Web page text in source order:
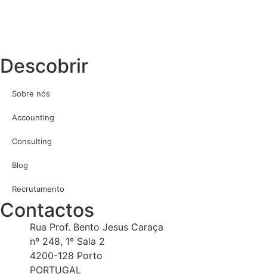
Descobrir
Sobre nós
Accounting
Consulting
Blog
Recrutamento
Contactos
Rua Prof. Bento Jesus Caraça
nº 248, 1º Sala 2
4200-128 Porto
PORTUGAL